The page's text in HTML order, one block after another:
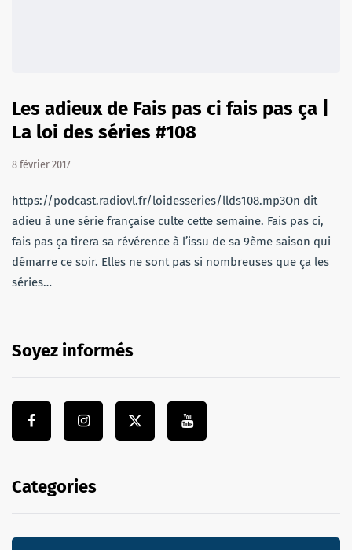
Les adieux de Fais pas ci fais pas ça |
La loi des séries #108
8 février 2017
https://podcast.radiovl.fr/loidesseries/llds108.mp3On dit
adieu à une série française culte cette semaine. Fais pas ci,
fais pas ça tirera sa révérence à l’issu de sa 9ème saison qui
démarre ce soir. Elles ne sont pas si nombreuses que ça les
séries…
Soyez informés
Categories